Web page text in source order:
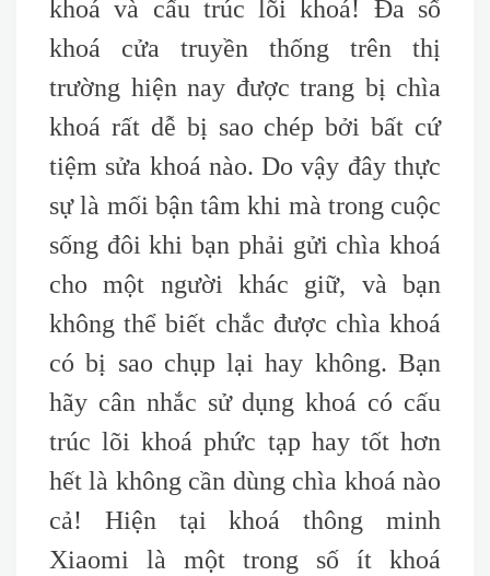
khoá và cấu trúc lõi khoá! Đa số
khoá cửa truyền thống trên thị
trường hiện nay được trang bị chìa
khoá rất dễ bị sao chép bởi bất cứ
tiệm sửa khoá nào. Do vậy đây thực
sự là mối bận tâm khi mà trong cuộc
sống đôi khi bạn phải gửi chìa khoá
cho một người khác giữ, và bạn
không thể biết chắc được chìa khoá
có bị sao chụp lại hay không. Bạn
hãy cân nhắc sử dụng khoá có cấu
trúc lõi khoá phức tạp hay tốt hơn
hết là không cần dùng chìa khoá nào
cả! Hiện tại khoá thông minh
Xiaomi là một trong số ít khoá